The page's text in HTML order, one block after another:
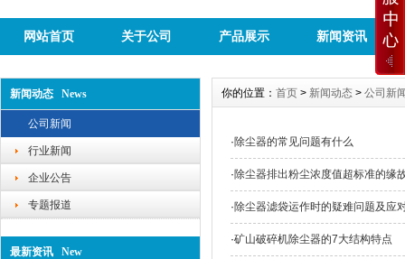
网站首页 关于公司 产品展示 新闻资讯
新闻动态 News
公司新闻
行业新闻
企业公告
专题报道
最新资讯 New
你的位置： 首页 > 新闻动态 > 公司新
·除尘器的常见问题有什么
·除尘器排出粉尘浓度值超标准的缘
·除尘器滤袋运作时的疑难问题及应
·矿山破碎机除尘器的7大结构特点